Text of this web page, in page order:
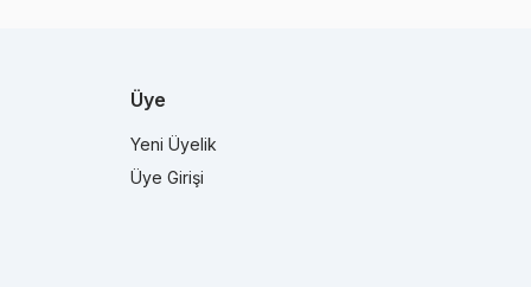
Üye
Yeni Üyelik
Üye Girişi